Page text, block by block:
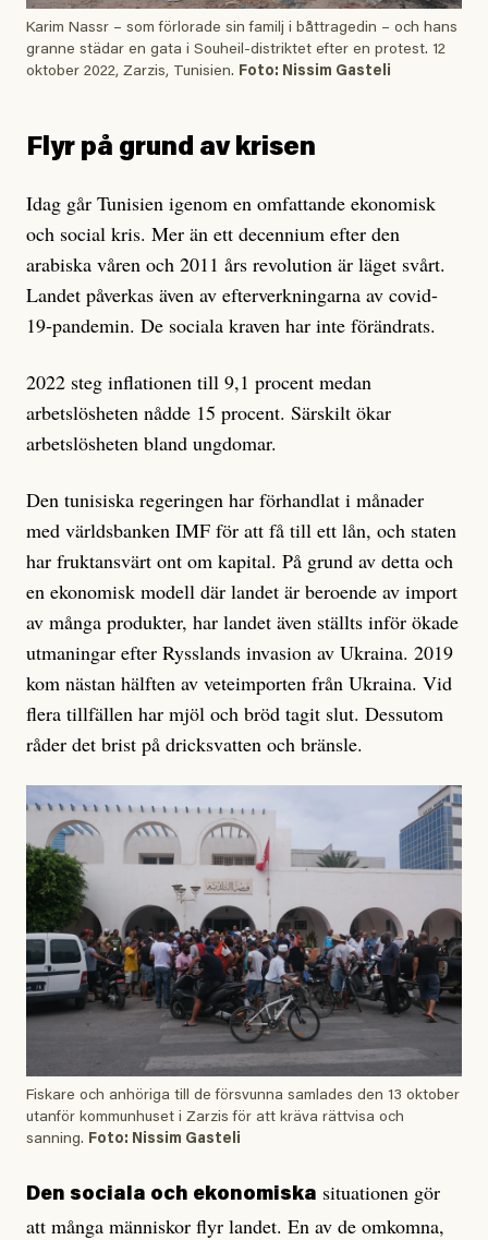
Karim Nassr – som förlorade sin familj i båttragedin – och hans
granne städar en gata i Souheil-distriktet efter en protest. 12
oktober 2022, Zarzis, Tunisien. Foto: Nissim Gasteli
Flyr på grund av krisen
Idag går Tunisien igenom en omfattande ekonomisk
och social kris. Mer än ett decennium efter den
arabiska våren och 2011 års revolution är läget svårt.
Landet påverkas även av efterverkningarna av covid-
19-pandemin. De sociala kraven har inte förändrats.
2022 steg inflationen till 9,1 procent medan
arbetslösheten nådde 15 procent. Särskilt ökar
arbetslösheten bland ungdomar.
Den tunisiska regeringen har förhandlat i månader
med världsbanken IMF för att få till ett lån, och staten
har fruktansvärt ont om kapital. På grund av detta och
en ekonomisk modell där landet är beroende av import
av många produkter, har landet även ställts inför ökade
utmaningar efter Rysslands invasion av Ukraina. 2019
kom nästan hälften av veteimporten från Ukraina. Vid
flera tillfällen har mjöl och bröd tagit slut. Dessutom
råder det brist på dricksvatten och bränsle.
Fiskare och anhöriga till de försvunna samlades den 13 oktober
utanför kommunhuset i Zarzis för att kräva rättvisa och
sanning. Foto: Nissim Gasteli
Den sociala och ekonomiska situationen gör
att många människor flyr landet. En av de omkomna,